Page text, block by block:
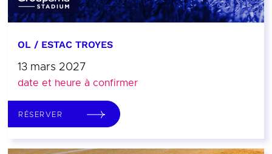
OL / ESTAC TROYES
13 mars 2027
date et heure à confirmer
RÉSERVER